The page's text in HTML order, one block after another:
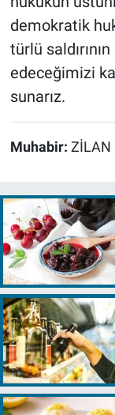
demokratik
türlü
edeceğimizi
sunarız.
Muhabir: ZİLAN